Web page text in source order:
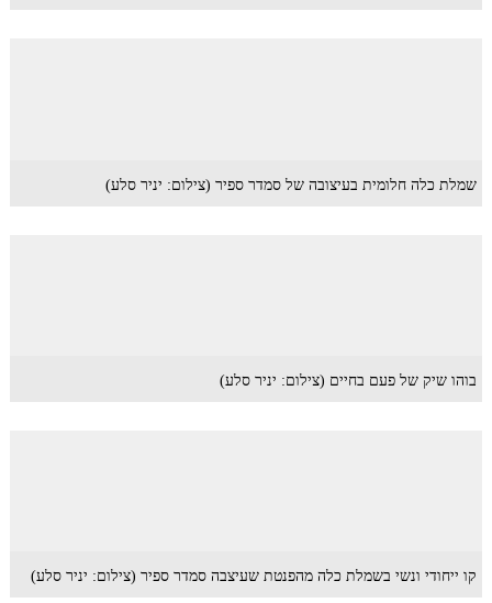
שמלת כלה חלומית בעיצובה של סמדר ספיר (צילום: יניר סלע)
בוהו שיק של פעם בחיים (צילום: יניר סלע)
קו ייחודי ונשי בשמלת כלה מהפנטת שעיצבה סמדר ספיר (צילום: יניר סלע)